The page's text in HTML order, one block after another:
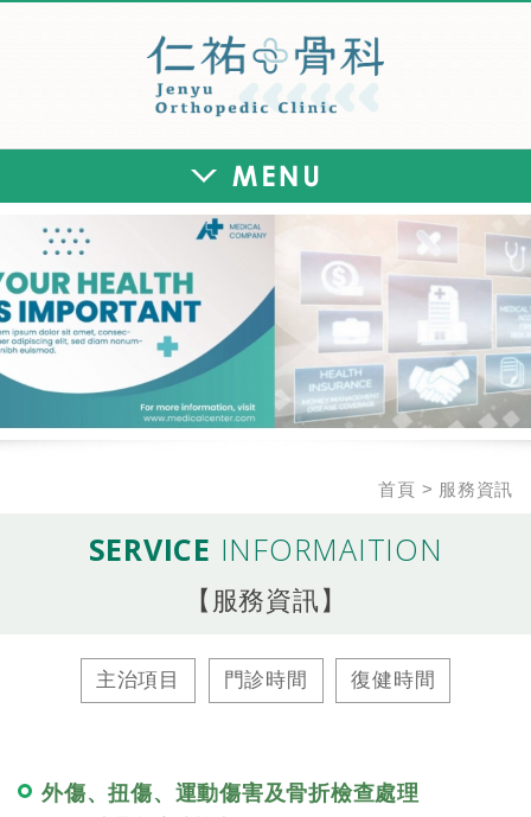
首頁 服務資訊
SERVICE INFORMAITION
【服務資訊】
主治項目 門診時間 復健時間
外傷、扭傷、運動傷害及骨折檢查處理